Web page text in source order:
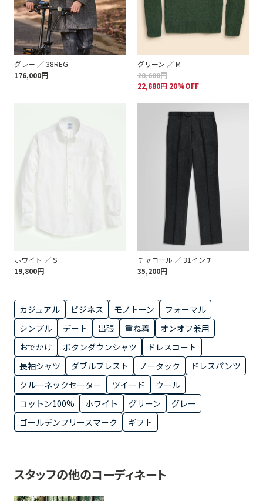
グレー ／ 38REG
176,000円
グリーン ／ M
28,600円
22,880円 20%OFF
ホワイト ／ S
19,800円
チャコール ／ 31インチ
35,200円
カジュアル ビジネス モノトーン
フォーマル
シンプル
デート 出張 重ね着
オンオフ兼用
おでかけ
ボタンダウンシャツ
ドレスコート
長袖シャツ
ダブルブレスト ノータック
ドレスパンツ
クルーネックセーター
ツイード
ウール
コットン100%
ホワイト グリーン
グレー
ゴールデンフリースマーク
ギフト
スタッフの他のコーディネート